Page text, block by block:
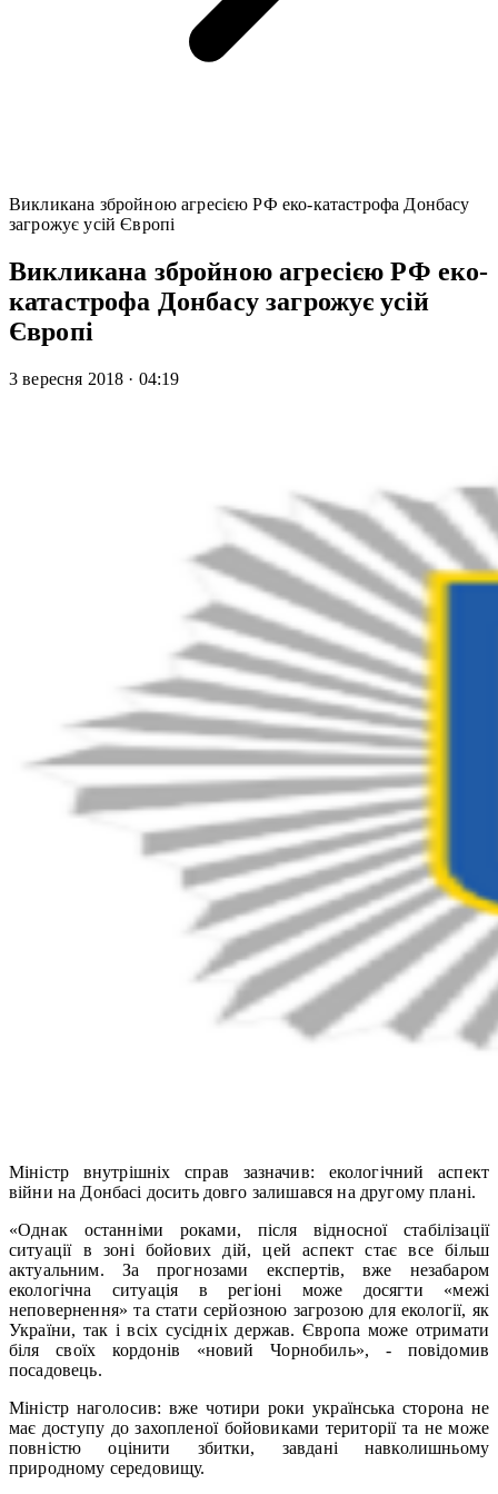
Викликана збройною агресією РФ еко-катастрофа Донбасу
загрожує усій Європі
Викликана збройною агресією РФ еко-
катастрофа Донбасу загрожує усій
Європі
3 вересня 2018 · 04:19
Міністр внутрішніх справ зазначив: екологічний аспект
війни на Донбасі досить довго залишався на другому плані.
«Однак останніми роками, після відносної стабілізації
ситуації в зоні бойових дій, цей аспект стає все більш
актуальним. За прогнозами експертів, вже незабаром
екологічна ситуація в регіоні може досягти «межі
неповернення» та стати серйозною загрозою для екології, як
України, так і всіх сусідніх держав. Європа може отримати
біля своїх кордонів «новий Чорнобиль», - повідомив
посадовець.
Міністр наголосив: вже чотири роки українська сторона не
має доступу до захопленої бойовиками території та не може
повністю оцінити збитки, завдані навколишньому
природному середовищу.